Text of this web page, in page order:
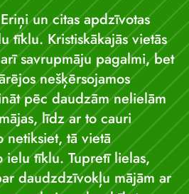
un citas apdzīvotas
tīklu. Kristiskākajās vietās
savrupmāju pagalmi, bet
nešķērsojamos
pēc daudzām nelielām
līdz ar to cauri
netiksiet, tā vietā
ielu tīklu. Tupretī lielas,
daudzdzīvokļu mājām ar